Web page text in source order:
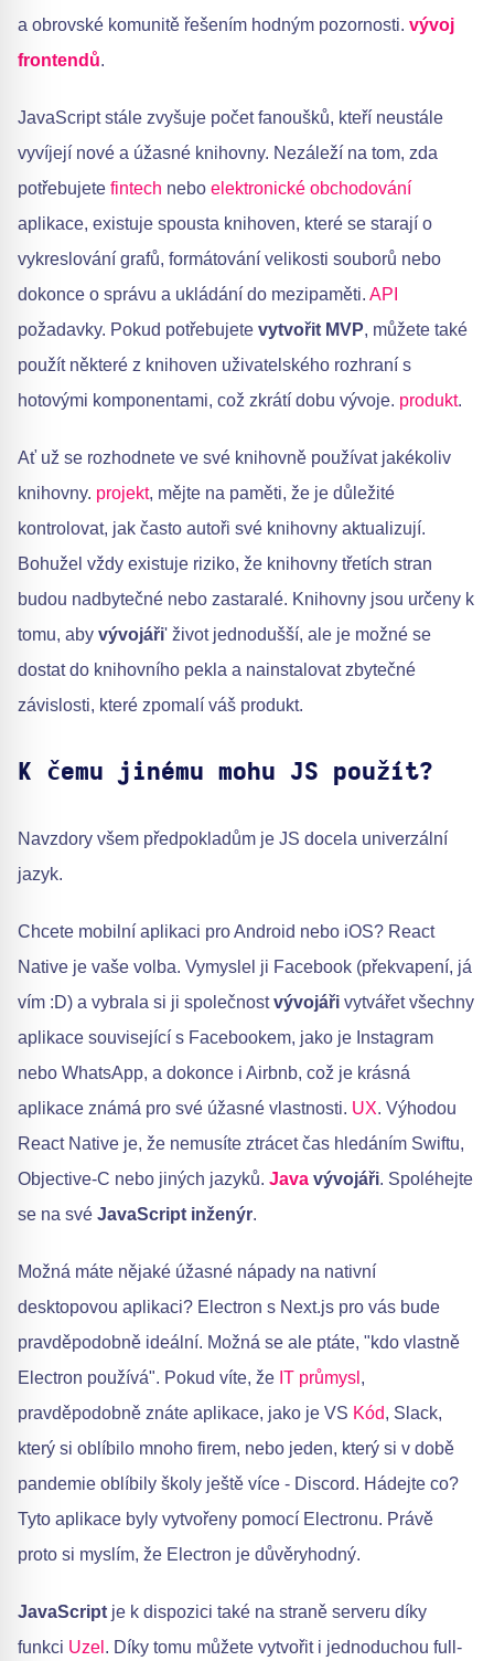
a obrovské komunitě řešením hodným pozornosti. vývoj
frontendů.
JavaScript stále zvyšuje počet fanoušků, kteří neustále
vyvíjejí nové a úžasné knihovny. Nezáleží na tom, zda
potřebujete fintech nebo elektronické obchodování
aplikace, existuje spousta knihoven, které se starají o
vykreslování grafů, formátování velikosti souborů nebo
dokonce o správu a ukládání do mezipaměti. API
požadavky. Pokud potřebujete vytvořit MVP, můžete také
použít některé z knihoven uživatelského rozhraní s
hotovými komponentami, což zkrátí dobu vývoje. produkt.
Ať už se rozhodnete ve své knihovně používat jakékoliv
knihovny. projekt, mějte na paměti, že je důležité
kontrolovat, jak často autoři své knihovny aktualizují.
Bohužel vždy existuje riziko, že knihovny třetích stran
budou nadbytečné nebo zastaralé. Knihovny jsou určeny k
tomu, aby vývojáři' život jednodušší, ale je možné se
dostat do knihovního pekla a nainstalovat zbytečné
závislosti, které zpomalí váš produkt.
K čemu jinému mohu JS použít?
Navzdory všem předpokladům je JS docela univerzální
jazyk.
Chcete mobilní aplikaci pro Android nebo iOS? React
Native je vaše volba. Vymyslel ji Facebook (překvapení, já
vím :D) a vybrala si ji společnostvývojáři vytvářet všechny
aplikace související s Facebookem, jako je Instagram
nebo WhatsApp, a dokonce i Airbnb, což je krásná
aplikace známá pro své úžasné vlastnosti. UX. Výhodou
React Native je, že nemusíte ztrácet čas hledáním Swiftu,
Objective-C nebo jiných jazyků. Java vývojáři. Spoléhejte
se na své JavaScript inženýr.
Možná máte nějaké úžasné nápady na nativní
desktopovou aplikaci? Electron s Next.js pro vás bude
pravděpodobně ideální. Možná se ale ptáte, "kdo vlastně
Electron používá". Pokud víte, že IT průmysl ,
pravděpodobně znáte aplikace, jako je VS Kód, Slack,
který si oblíbilo mnoho firem, nebo jeden, který si v době
pandemie oblíbily školy ještě více - Discord. Hádejte co?
Tyto aplikace byly vytvořeny pomocí Electronu. Právě
proto si myslím, že Electron je důvěryhodný.
JavaScript je k dispozici také na straně serveru díky
funkci Uzel . Díky tomu můžete vytvořit i jednoduchou full-